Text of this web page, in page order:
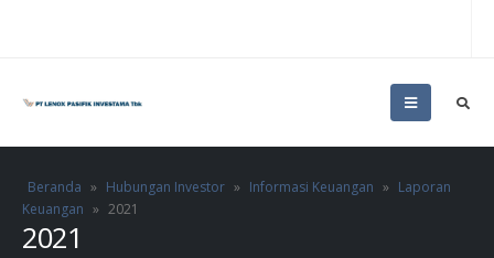
Beranda » Hubungan Investor » Informasi Keuangan » Laporan
Keuangan » 2021
2021